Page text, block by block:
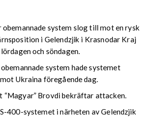
system slog till mot en rysk
i Gelendzjik i Krasnodar Kraj
och söndagen.
system hade systemet
Ukraina föregående dag.
“Magyar” Brovdi bekräftar attacken.
400-systemet i närheten av Gelendzjik